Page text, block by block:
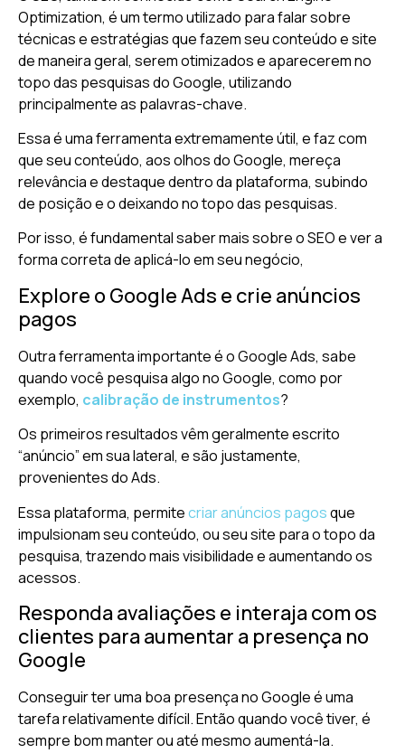
Optimization, é um termo utilizado para falar sobre
técnicas e estratégias que fazem seu conteúdo e site
de maneira geral, serem otimizados e aparecerem no
topo das pesquisas do Google, utilizando
principalmente as palavras-chave.
Essa é uma ferramenta extremamente útil, e faz com
que seu conteúdo, aos olhos do Google, mereça
relevância e destaque dentro da plataforma, subindo
de posição e o deixando no topo das pesquisas.
Por isso, é fundamental saber mais sobre o SEO e ver a
forma correta de aplicá-lo em seu negócio,
Explore o Google Ads e crie anúncios
pagos
Outra ferramenta importante é o Google Ads, sabe
quando você pesquisa algo no Google, como por
exemplo, calibração de instrumentos?
Os primeiros resultados vêm geralmente escrito
“anúncio” em sua lateral, e são justamente,
provenientes do Ads.
Essa plataforma, permitecriar anúncios pagosque
impulsionam seu conteúdo, ou seu site para o topo da
pesquisa, trazendo mais visibilidade e aumentando os
acessos.
Responda avaliações e interaja com os
clientes para aumentar a presença no
Google
Conseguir ter uma boa presença no Google é uma
tarefa relativamente difícil. Então quando você tiver, é
sempre bom manter ou até mesmo aumentá-la.